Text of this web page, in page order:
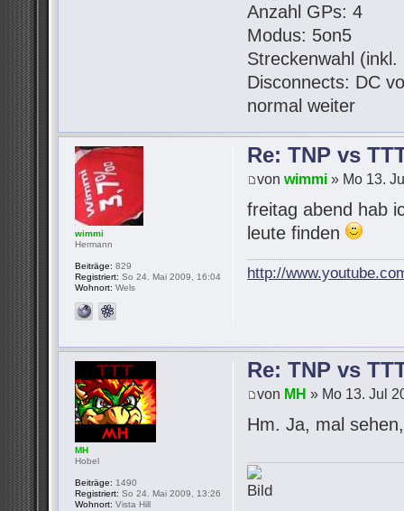
Anzahl GPs: 4
Modus: 5on5
Streckenwahl
Disconnects: DC
normal weiter
Re: TNP vs
vonwimmi » Mo 13.
freitag abend hab
leute finden
http://
wimmi
Hermann
Beiträge: 829
Registriert: So 24. Mai 2009, 16:04
Wohnort: Wels
Re: TNP vs
von MH » Mo 13. Jul
Hm. Ja, mal
MH
Hobel
Beiträge: 1490
Registriert: So 24. Mai 2009, 13:26
Wohnort: Vista Hill